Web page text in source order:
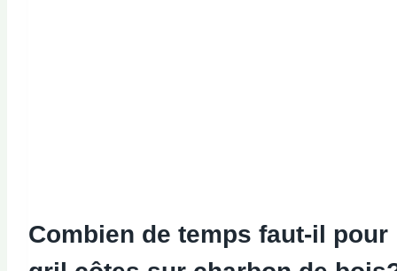
Combien de temps faut-il pour